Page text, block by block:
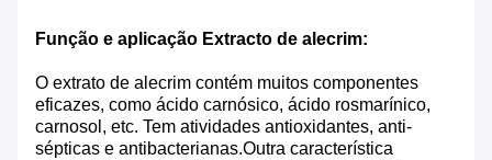
Função e aplicação Extracto de alecrim:
O extrato de alecrim contém muitos componentes
eficazes, como ácido carnósico, ácido rosmarínico,
carnosol, etc. Tem atividades antioxidantes, anti-
sépticas e antibacterianas.Outra característica